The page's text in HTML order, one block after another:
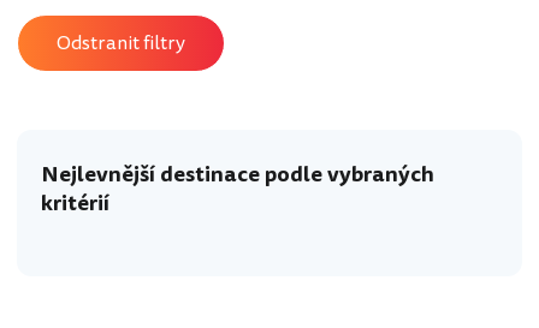
Odstranit filtry
Nejlevnější destinace podle vybraných
kritérií